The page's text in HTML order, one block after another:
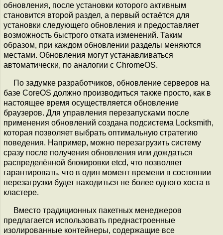
обновления, после установки которого активным
становится второй раздел, а первый остаётся для
установки следующего обновления и предоставляет
возможность быстрого отката изменений. Таким
образом, при каждом обновлении разделы меняются
местами. Обновления могут устанавливаться
автоматически, по аналогии с ChromeOS.
По задумке разработчиков, обновление серверов на
базе CoreOS должно производиться также просто, как в
настоящее время осуществляется обновление
браузеров. Для управления перезапусками после
применения обновлений создана подсистема Locksmith,
которая позволяет выбрать оптимальную стратегию
поведения. Например, можно перезагрузить систему
сразу после получения обновления или дождаться
распределённой блокировки etcd, что позволяет
гарантировать, что в один момент времени в состоянии
перезагрузки будет находиться не более одного хоста в
кластере.
Вместо традиционных пакетных менеджеров
предлагается использовать преднастроенные
изолированные контейнеры, содержащие все